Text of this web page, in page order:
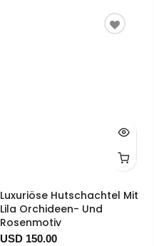
Luxuriöse Hutschachtel Mit
Lila Orchideen- Und
Rosenmotiv
USD 150.00